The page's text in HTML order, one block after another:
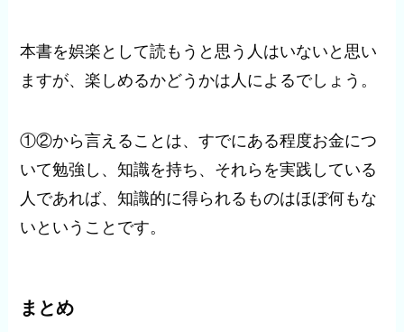
本書を娯楽として読もうと思う人はいないと思い
ますが、楽しめるかどうかは人によるでしょう。
①②から言えることは、すでにある程度お金につ
いて勉強し、知識を持ち、それらを実践している
人であれば、知識的に得られるものはほぼ何もな
いということです。
まとめ